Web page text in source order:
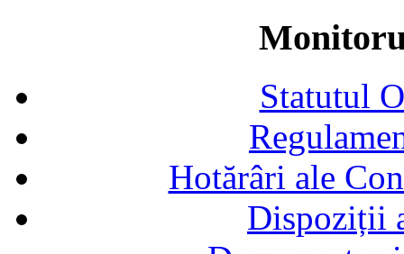
Statutul
Hotărâri ale
Dispoziții